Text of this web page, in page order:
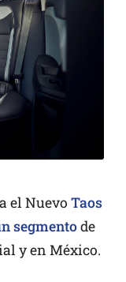
el Nuevo Taos
segmentode
y en México.